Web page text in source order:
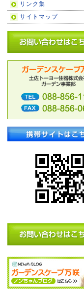
リンク集
サイトマップ